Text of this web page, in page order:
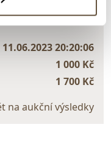
11.06.2023 20:20:06
1 000 Kč
1 700 Kč
na aukční výsledky